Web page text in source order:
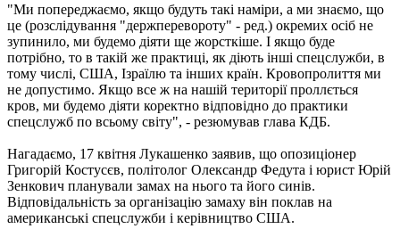
"Ми попереджаємо, якщо будуть такі наміри, а ми знаємо, що
це (розслідування "держперевороту" - ред.) окремих осіб не
зупинило, ми будемо діяти ще жорсткіше. І якщо буде
потрібно, то в такій же практиці, як діють інші спецслужби, в
тому числі, США, Ізраїлю та інших країн. Кровопролиття ми
не допустимо. Якщо все ж на нашій території проллється
кров, ми будемо діяти коректно відповідно до практики
спецслужб по всьому світу", - резюмував глава КДБ.
Нагадаємо, 17 квітня Лукашенко заявив, що опозиціонер
Григорій Костусєв, політолог Олександр Федута і юрист Юрій
Зенкович планували замах на нього та його синів.
Відповідальність за організацію замаху він поклав на
американські спецслужби і керівництво США.